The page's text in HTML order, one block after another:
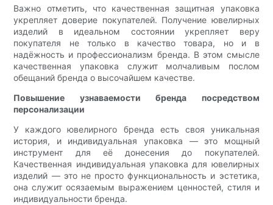
Важно отметить, что качественная защитная упаковка
укрепляет доверие покупателей. Получение ювелирных
изделий в идеальном состоянии укрепляет веру
покупателя не только в качество товара, но и в
надёжность и профессионализм бренда. В этом смысле
качественная упаковка служит молчаливым послом
обещаний бренда о высочайшем качестве.
Повышение узнаваемости бренда посредством
персонализации
У каждого ювелирного бренда есть своя уникальная
история, и индивидуальная упаковка — это мощный
инструмент для её донесения до покупателей.
Качественная индивидуальная упаковка для ювелирных
изделий — это не просто функциональность и эстетика,
она служит осязаемым выражением ценностей, стиля и
индивидуальности бренда.